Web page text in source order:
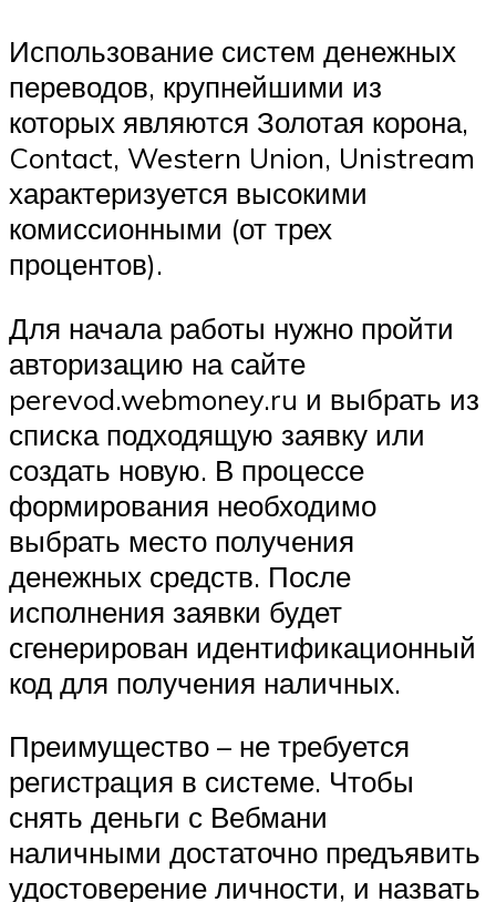
Использование систем денежных
переводов, крупнейшими из
которых являются Золотая корона,
Contact, Western Union, Unistream
характеризуется высокими
комиссионными (от трех
процентов).
Для начала работы нужно пройти
авторизацию на сайте
perevod.webmoney.ru и выбрать из
списка подходящую заявку или
создать новую. В процессе
формирования необходимо
выбрать место получения
денежных средств. После
исполнения заявки будет
сгенерирован идентификационный
код для получения наличных.
Преимущество – не требуется
регистрация в системе. Чтобы
снять деньги с Вебмани
наличными достаточно предъявить
удостоверение личности, и назвать